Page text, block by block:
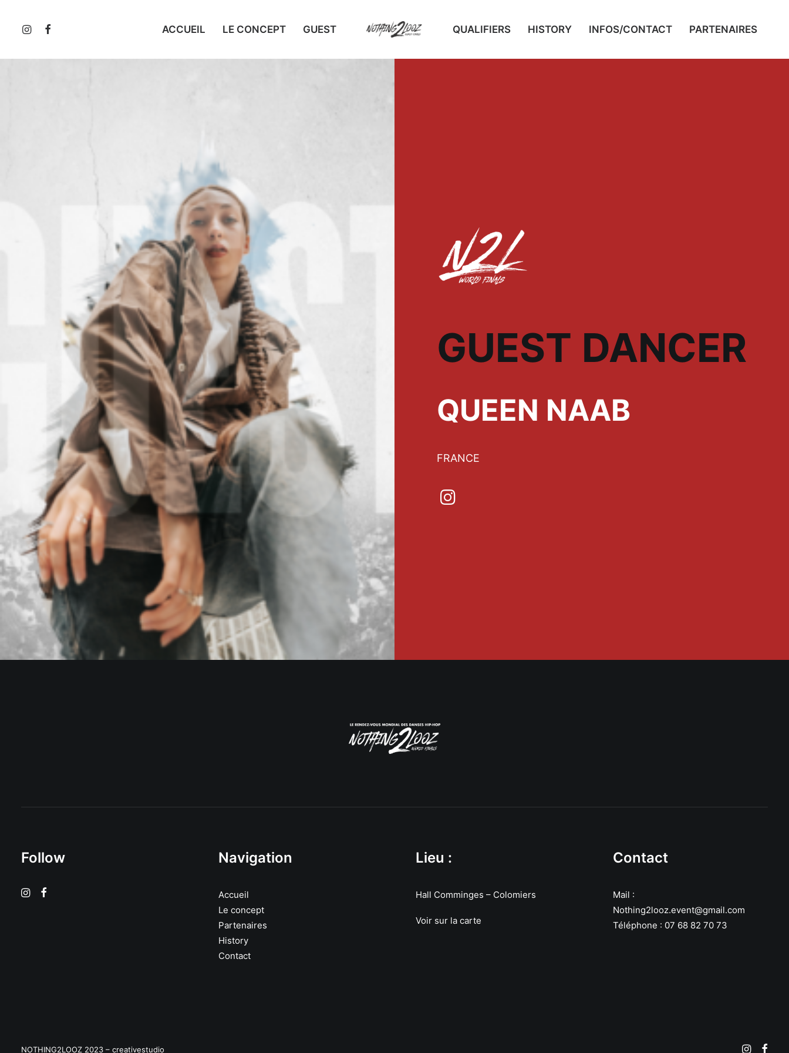
ACCUEIL LE CONCEPT GUEST QUALIFIERS HISTORY INFOS/CONTACT PARTENAIRES
GUEST DANCER
QUEEN NAAB
FRANCE
Follow Navigation
Accueil
Le concept
Partenaires
History
Contact
Lieu :
Hall Comminges – Colomiers
Voir sur la carte
Contact
Mail :
Nothing2looz.event@gmail.com
Téléphone : 07 68 82 70 73
NOTHING2LOOZ 2023 – creativestudio